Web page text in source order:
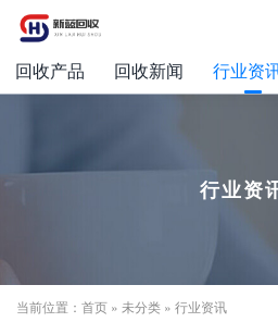
回收产品 回收新闻 行业资
行业资
当前位置： 首页 » 未分类 » 行业资讯